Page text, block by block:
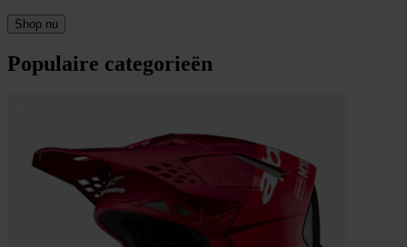
Shop nu
Populaire categorieën